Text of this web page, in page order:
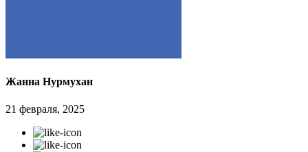
Жанна Нурмухан
21 февраля, 2025